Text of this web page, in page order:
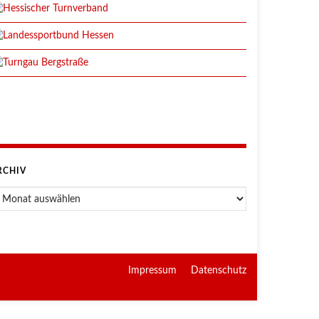
Impressum Datenschutz